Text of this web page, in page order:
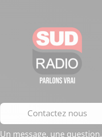
Contactez nous
Un message, une question,